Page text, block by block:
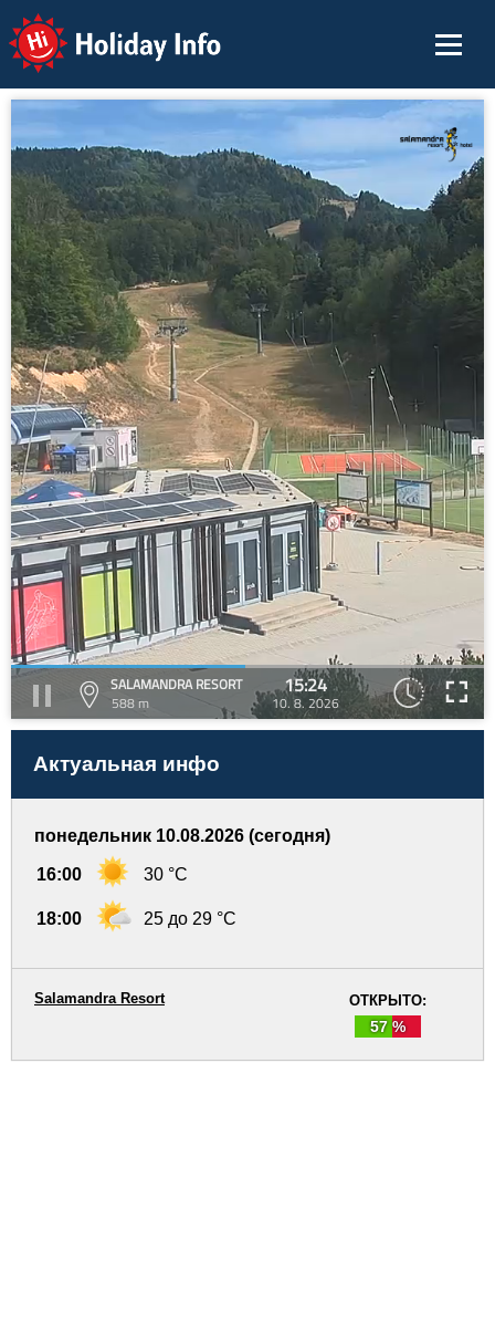
Holiday Info
SALAMANDRA RESORT
588 m
15:24
10. 8. 2026
Актуальная инфо
понедельник 10.08.2026 (сегодня)
16:00 30 °C
18:00 25 до 29 °C
ОТКРЫТО:
57 %
Salamandra Resort